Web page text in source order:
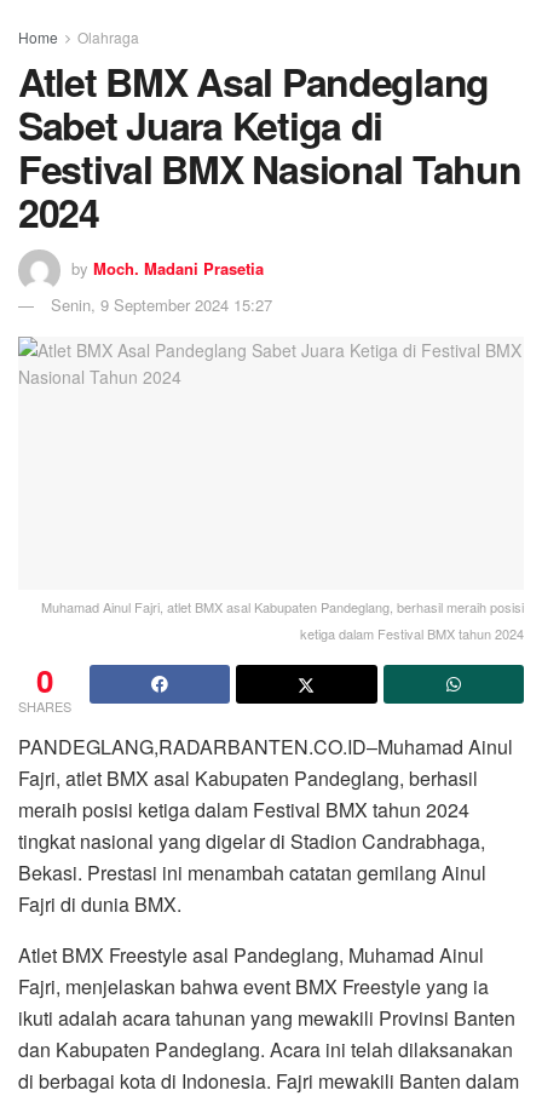
Home Olahraga
Atlet BMX Asal Pandeglang
Sabet Juara Ketiga di
Festival BMX Nasional Tahun
2024
by Moch. Madani Prasetia
Senin, 9 September 2024 15:27
Muhamad Ainul Fajri, atlet BMX asal Kabupaten Pandeglang, berhasil meraih posisi
ketiga dalam Festival BMX tahun 2024
0
SHARES
PANDEGLANG,RADARBANTEN.CO.ID–Muhamad Ainul
Fajri, atlet BMX asal Kabupaten Pandeglang, berhasil
meraih posisi ketiga dalam Festival BMX tahun 2024
tingkat nasional yang digelar di Stadion Candrabhaga,
Bekasi. Prestasi ini menambah catatan gemilang Ainul
Fajri di dunia BMX.
Atlet BMX Freestyle asal Pandeglang, Muhamad Ainul
Fajri, menjelaskan bahwa event BMX Freestyle yang ia
ikuti adalah acara tahunan yang mewakili Provinsi Banten
dan Kabupaten Pandeglang. Acara ini telah dilaksanakan
di berbagai kota di Indonesia. Fajri mewakili Banten dalam